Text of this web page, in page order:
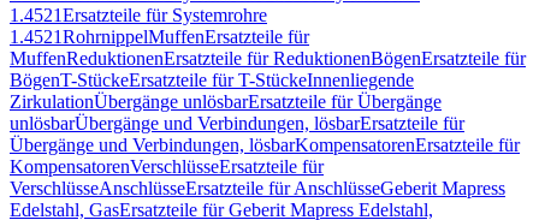
1.4521Ersatzteile für Systemrohre
1.4521RohrnippelMuffenErsatzteile für
MuffenReduktionenErsatzteile für ReduktionenBögenErsatzteile für
BögenT-StückeErsatzteile für T-StückeInnenliegende
ZirkulationÜbergänge unlösbarErsatzteile für Übergänge
unlösbarÜbergänge und Verbindungen, lösbarErsatzteile für
Übergänge und Verbindungen, lösbarKompensatorenErsatzteile für
KompensatorenVerschlüsseErsatzteile für
VerschlüsseAnschlüsseErsatzteile für AnschlüsseGeberit Mapress
Edelstahl, GasErsatzteile für Geberit Mapress Edelstahl,